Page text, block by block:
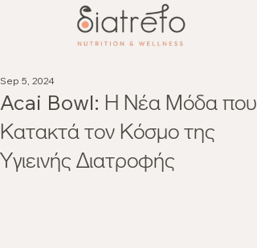
Acai Bowl: Η Νέα Μόδα που
Κατακτά τον Κόσμο της
Υγιεινής Διατροφής
Sep 5, 2024